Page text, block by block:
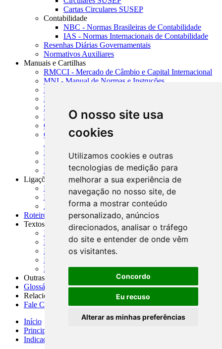
O nosso site usa
cookies
Utilizamos cookies e outras
tecnologias de medição para
melhorar a sua experiência de
navegação no nosso site, de
forma a mostrar conteúdo
personalizado, anúncios
direcionados, analisar o tráfego
do site e entender de onde vêm
os visitantes.
Concordo
Eu recuso
Alterar as minhas preferências
Cartas Circulares SUSEP
Contabilidade
NBC - Normas Brasileiras de Contabilidade
IAS - Normas Internacionais de Contabilidade
Resenhas Diárias Governamentais
Normativos Auxiliares
Manuais e Cartilhas
RMCCI - Mercado de Câmbio e Capital Internacional
MNI - Manual de Normas e Instruções
MTVM - Manual de Títulos e Valores Mobiliários
MCR - Manual de Crédito Rural
SISORF - Manual de Organização do SFN
MASUP - Manual de Supervisão Bancária
CADOC - Catálogo de Documentos
CNAE-CONCLA - Classificação Nacional de
Atividades Econômicas
PMF - Cartilhas do BCB
Manuais Auxiliares do BCB e Cosif-e
Resenhas Diárias Governamentais
Ligações Externas
Links Úteis
Presidência da República
Agências Nacionais Reguladoras
Roteiros para Estudos
Textos
Índice de Textos
Editorial
Monografias
Na Imprensa
Fórum de Discussão
Outras ferramentas
Glossário
Relacionamento
Fale Conosco
Início
Principais notícias
Indicadores